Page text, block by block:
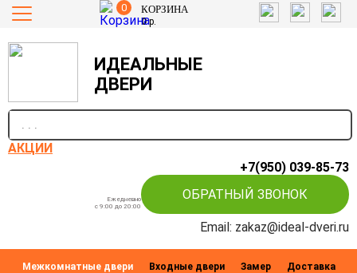
0 КОРЗИНА
0р.
ИДЕАЛЬНЫЕ
ДВЕРИ
АКЦИИ
+7(950) 039-85-73
Ежедневно
c 9:00 до 20:00
ОБРАТНЫЙ ЗВОНОК
Email: zakaz@ideal-dveri.ru
Межкомнатные двери Входные двери Замер Доставка